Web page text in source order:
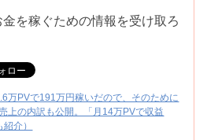
を稼ぐための情報を受け取ろ
万PVで191万円稼いだので、そのために
上の内訳も公開。「月14万PVで収益
介）